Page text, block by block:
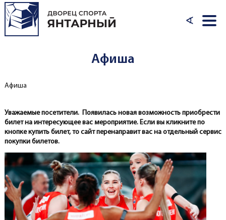
Перейти к основному содержанию
∢
Афиша
Вы здесь
Афиша
Уважаемые посетители. Появилась новая возможность приобрести
билет на интересующее вас мероприятие. Если вы кликните по
кнопке купить билет, то сайт перенаправит вас на отдельный сервис
покупки билетов.